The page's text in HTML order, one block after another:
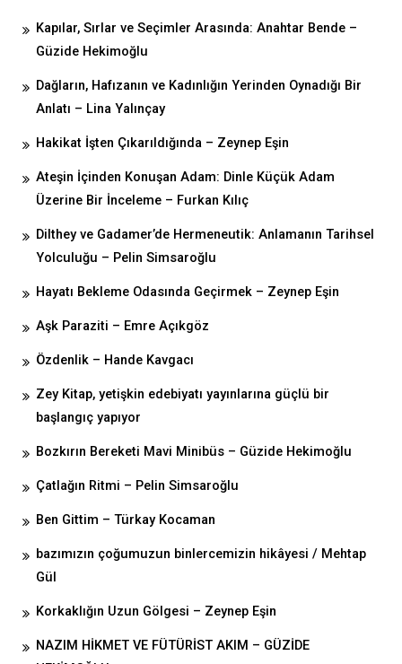
Kapılar, Sırlar ve Seçimler Arasında: Anahtar Bende –
Güzide Hekimoğlu
Dağların, Hafızanın ve Kadınlığın Yerinden Oynadığı Bir
Anlatı – Lina Yalınçay
Hakikat İşten Çıkarıldığında – Zeynep Eşin
Ateşin İçinden Konuşan Adam: Dinle Küçük Adam
Üzerine Bir İnceleme – Furkan Kılıç
Dilthey ve Gadamer’de Hermeneutik: Anlamanın Tarihsel
Yolculuğu – Pelin Simsaroğlu
Hayatı Bekleme Odasında Geçirmek – Zeynep Eşin
Aşk Paraziti – Emre Açıkgöz
Özdenlik – Hande Kavgacı
Zey Kitap, yetişkin edebiyatı yayınlarına güçlü bir
başlangıç yapıyor
Bozkırın Bereketi Mavi Minibüs – Güzide Hekimoğlu
Çatlağın Ritmi – Pelin Simsaroğlu
Ben Gittim – Türkay Kocaman
bazımızın çoğumuzun binlercemizin hikâyesi / Mehtap
Gül
Korkaklığın Uzun Gölgesi – Zeynep Eşin
NAZIM HİKMET VE FÜTÜRİST AKIM – GÜZİDE